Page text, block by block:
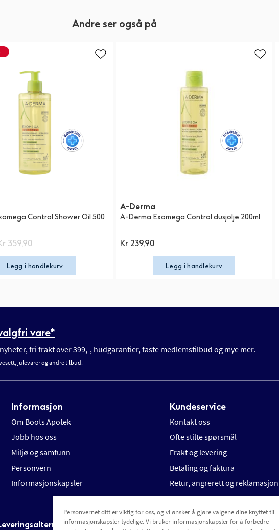
Andre ser også på
Control Shower Oil 500
359,90
Legg i handlekurv
A-Derma
A-Derma Exomega Control dusjolje 200ml
Kr 239,90
Legg i handlekurv
vare*
fri frakt over 399,-, hudgarantier, faste medlemstilbud og mye mer.
julevarer og andre tilbud.
Informasjon
Om Boots Apotek
Jobb hos oss
Miljø og samfunn
Personvern
Informasjonskapsler
Kundeservice
Kontakt oss
Ofte stilte spørsmål
Frakt og levering
Betaling og faktura
Retur, angrerett og reklamasjon
Personvernet ditt er viktig for oss, og vi ønsker å gjøre valgene dine knyttet til
informasjonskapsler tydelige. Vi bruker informasjonskapsler for å forbedre